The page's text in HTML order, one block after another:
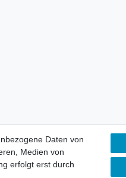
Daten von
Medien von
erfolgt erst durch